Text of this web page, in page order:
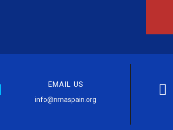
EMAIL US
info@nrnaspain.org